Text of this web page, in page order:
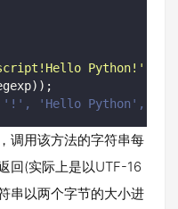
Python! '
'!', 'Hello Python',
调用该方法的字符串每
回(实际上是以UTF-16
串以两个字节的大小进